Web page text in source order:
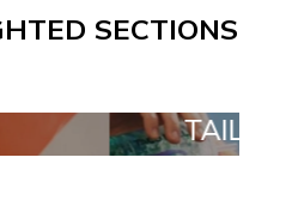
SECTIONS
TAILOR MADE